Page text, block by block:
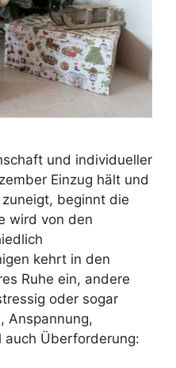
und individueller
Einzug hält und
beginnt die
wird von den
kehrt in den
Ruhe ein, andere
oder sogar
Anspannung,
auch Überforderung: